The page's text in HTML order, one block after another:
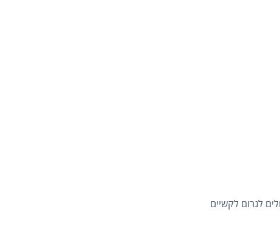
לגרום לקשיים